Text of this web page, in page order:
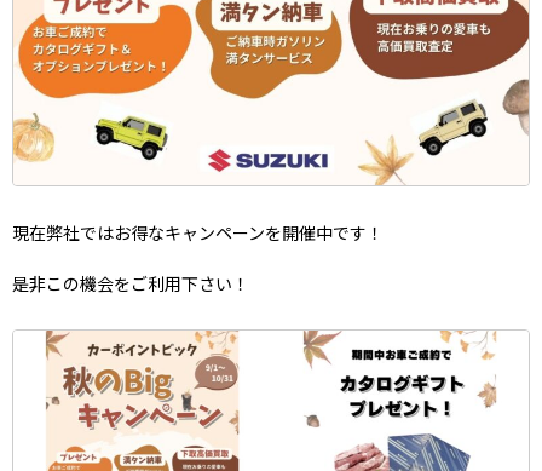
現在弊社ではお得なキャンペーンを開催中です！
是非この機会をご利用下さい！